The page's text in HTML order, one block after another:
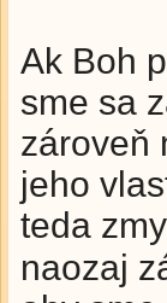
Ak Boh
sme sa
zároveň
jeho
teda
naozaj